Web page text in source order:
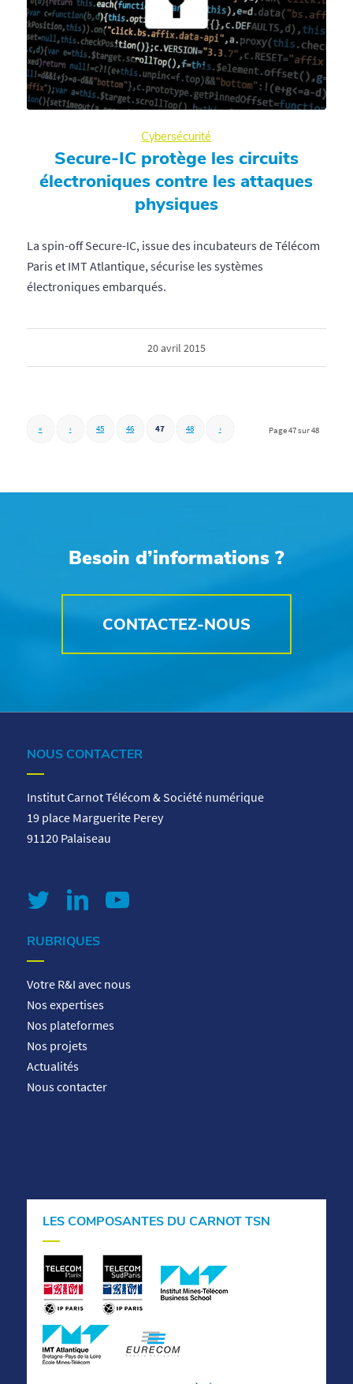
Cybersécurité
Secure-IC protège les circuits
électroniques contre les attaques
physiques
La spin-off Secure-IC, issue des incubateurs de Télécom
Paris et IMT Atlantique, sécurise les systèmes
électroniques embarqués.
20 avril 2015
Page 47 sur 48
« ‹ 45 46 47 48 ›
Besoin d’informations ?
CONTACTEZ-NOUS
NOUS CONTACTER
Institut Carnot Télécom & Société numérique
19 place Marguerite Perey
91120 Palaiseau
RUBRIQUES
Votre R&I avec nous
Nos expertises
Nos plateformes
Nos projets
Actualités
Nous contacter
LES COMPOSANTES DU CARNOT TSN